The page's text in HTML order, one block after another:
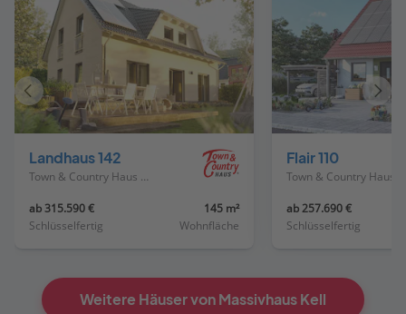
Landhaus 142
Town & Country Haus Deutschland
ab 315.590 €
Schlüsselfertig
145 m²
Wohnfläche
Flair 110
ab 257.690 €
Schlüsselfertig
Vorheriges
Haus
Weitere Häuser von Massivhaus Kell